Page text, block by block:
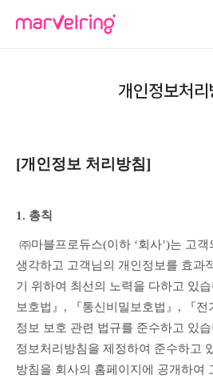
개인정보처리
[개인정보 처리방침]
1. 총칙
생각하고 고객님의 개인정보를 효과
기 위하여 최선의 노력을 다하고 있
보호법』, 『통신비밀보호법』, 『전
정보 보호 관련 법규를 준수하고 있
정보처리방침을 제정하여 준수하고
방침을 회사의 홈페이지에 공개하여